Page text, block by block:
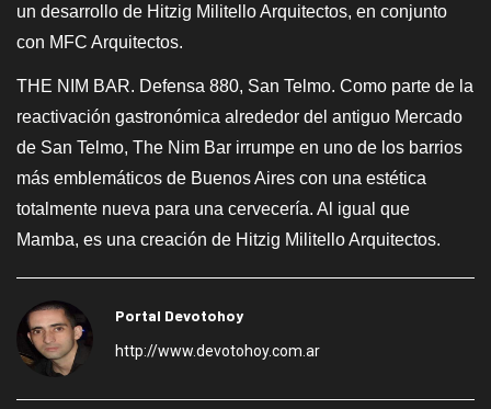
un desarrollo de Hitzig Militello Arquitectos, en conjunto
con MFC Arquitectos.
THE NIM BAR. Defensa 880, San Telmo. Como parte de la
reactivación gastronómica alrededor del antiguo Mercado
de San Telmo, The Nim Bar irrumpe en uno de los barrios
más emblemáticos de Buenos Aires con una estética
totalmente nueva para una cervecería. Al igual que
Mamba, es una creación de Hitzig Militello Arquitectos.
Portal Devotohoy
http://www.devotohoy.com.ar